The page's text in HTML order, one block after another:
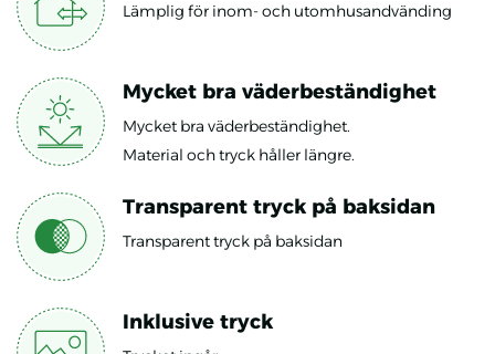
Lämplig för inom- och utomhusandvänding
Mycket bra väderbeständighet
Mycket bra väderbeständighet.
Material och tryck håller längre.
Transparent tryck på baksidan
Transparent tryck på baksidan
Inklusive tryck